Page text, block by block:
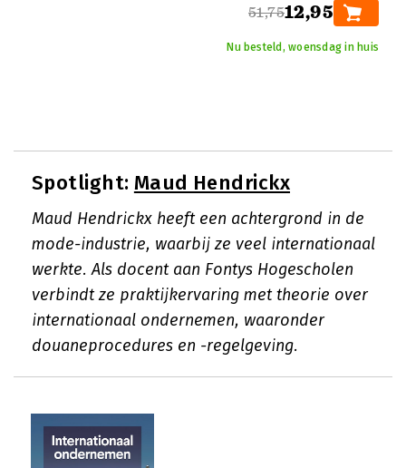
51,7512,95
Nu besteld, woensdag in huis
Spotlight: Maud Hendrickx
Maud Hendrickx heeft een achtergrond in de
mode-industrie, waarbij ze veel internationaal
werkte. Als docent aan Fontys Hogescholen
verbindt ze praktijkervaring met theorie over
internationaal ondernemen, waaronder
douaneprocedures en -regelgeving.